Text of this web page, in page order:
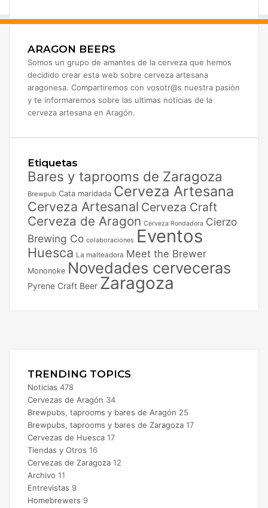
ARAGON BEERS
Somos un grupo de amantes de la cerveza que hemos
decidido crear esta web sobre cerveza artesana
aragonesa. Compartiremos con vosotr@s nuestra pasión
y te informaremos sobre las ultimas noticias de la
cerveza artesana en Aragón.
Etiquetas
Bares y taprooms de Zaragoza
Brewpub Cata maridada Cerveza Artesana
Cerveza Artesanal Cerveza Craft
Cerveza de Aragon Cerveza Rondadora Cierzo
Brewing Co colaboraciones Eventos
Huesca La malteadora Meet the Brewer
Mononoke Novedades cerveceras
Pyrene Craft Beer Zaragoza
TRENDING TOPICS
Noticias 478
Cervezas de Aragón 34
Brewpubs, taprooms y bares de Aragón 25
Brewpubs, taprooms y bares de Zaragoza 17
Cervezas de Huesca 17
Tiendas y Otros 16
Cervezas de Zaragoza 12
Archivo 11
Entrevistas 9
Homebrewers 9